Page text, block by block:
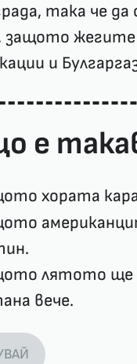
така че
защото
и
е
хората
лятото ще
вече.